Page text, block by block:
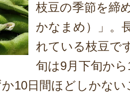
枝豆の季節を締
かなまめ）」。
れている枝豆で
旬は9月下旬か
10日間ほどしかない